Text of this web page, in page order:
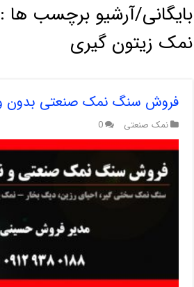
بایگانی/آرشیو برچسب ها :
نمک زیتون گیری
فروش سنگ نمک صنعتی بدون
نمک صنعتی 0